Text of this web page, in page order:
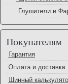
Глушители и
Покупателям
Гарантия
Оплата и доставка
Шинный